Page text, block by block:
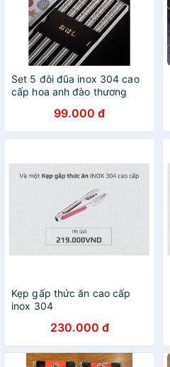
Set 5 đôi đũa inox 304 cao
cấp hoa anh đào thương
99.000 đ
Kẹp gấp thức ăn cao cấp
inox 304
230.000 đ